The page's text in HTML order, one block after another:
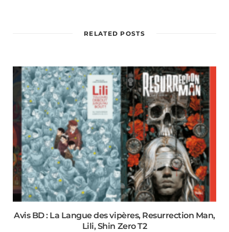
RELATED POSTS
Avis BD : La Langue des vipères, Resurrection Man,
Lili, Shin Zero T2